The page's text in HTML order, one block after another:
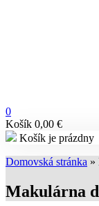
0
Košík 0,00 €
Košík je prázdny
Domovská stránka »
Makulárna